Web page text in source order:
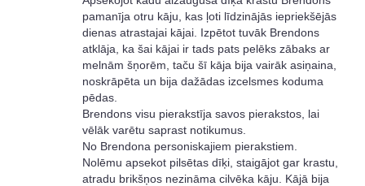
pamanīja otru kāju, kas ļoti līdzinājās iepriekšējās
dienas atrastajai kājai. Izpētot tuvāk Brendons
atklāja, ka šai kājai ir tads pats pelēks zābaks ar
melnām šņorēm, taču šī kāja bija vairāk asiņaina,
noskrāpēta un bija dažādas izcelsmes koduma
pēdas.
Brendons visu pierakstīja savos pierakstos, lai
vēlāk varētu saprast notikumus.
No Brendona personiskajiem pierakstiem.
Nolēmu apsekot pilsētas dīķi, staigājot gar krastu,
atradu brikšņos nezināma cilvēka kāju. Kājā bija